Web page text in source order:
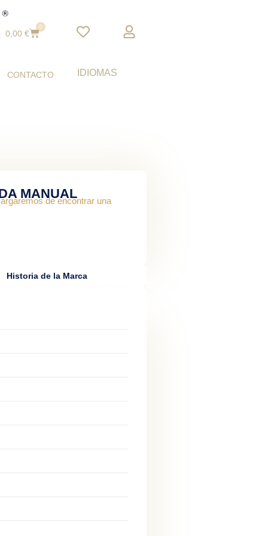
0,00€
0
Cart
CONTACTO IDIOMAS
MANUAL
de encontrar una
Historia de la Marca